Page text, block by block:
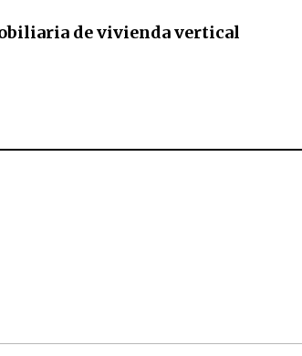
de vivienda vertical